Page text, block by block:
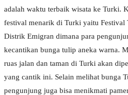
adalah waktu terbaik wisata ke Turki.
festival menarik di Turki yaitu
Distrik Emigran dimana para
kecantikan bunga tulip aneka warna.
ruas jalan dan taman di Turki akan
yang cantik ini. Selain melihat bunga
pengunjung juga bisa menikmati